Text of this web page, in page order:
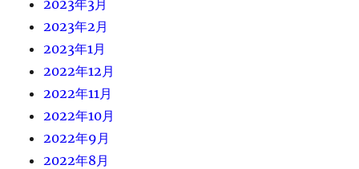
2023年3月
2023年2月
2023年1月
2022年12月
2022年11月
2022年10月
2022年9月
2022年8月